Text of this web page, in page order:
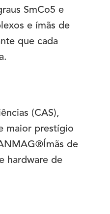
SmCo5 e
e ímãs de
que cada
(CAS),
maior prestígio
de
hardware de